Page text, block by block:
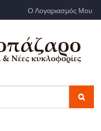
Ο Λογαριασμός Μου